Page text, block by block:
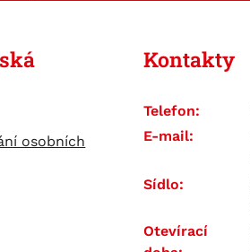
osobních
Kontakty
Telefon:
E-mail:
Sídlo:
Otevírací